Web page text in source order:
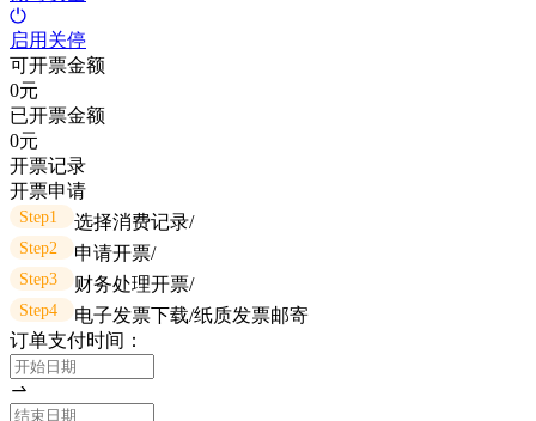
启用关停
可开票金额
0元
已开票金额
0元
开票记录
开票申请
Step1 选择消费记录/
Step2 申请开票/
Step3 财务处理开票/
Step4
电子发票下载/纸质发票邮寄
订单支付时间：